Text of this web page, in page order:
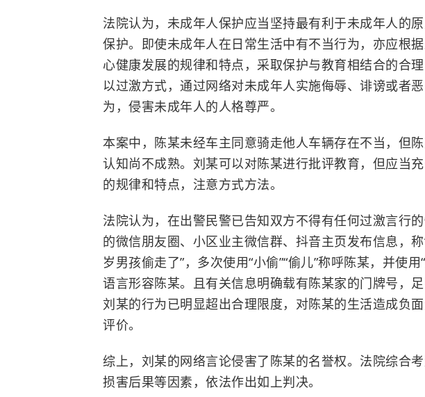
法院认为，未成年人保护应当坚持最有利于未成年人的
保护。即使未成年人在日常生活中有不当行为，亦应根
心健康发展的规律和特点，采取保护与教育相结合的合
以过激方式，通过网络对未成年人实施侮辱、诽谤或者
为，侵害未成年人的人格尊严。
本案中，陈某未经车主同意骑走他人车辆存在不当，但陈
认知尚不成熟。刘某可以对陈某进行批评教育，但应当
的规律和特点，注意方式方法。
法院认为，在出警民警已告知双方不得有任何过激言行
的微信朋友圈、小区业主微信群、抖音主页发布信息，
岁男孩偷走了”，多次使用“小偷”“偷儿”称呼陈某，并使
语言形容陈某。且有关信息明确载有陈某家的门牌号，足
刘某的行为已明显超出合理限度，对陈某的生活造成负
评价。
综上，刘某的网络言论侵害了陈某的名誉权。法院综合考
损害后果等因素，依法作出如上判决。